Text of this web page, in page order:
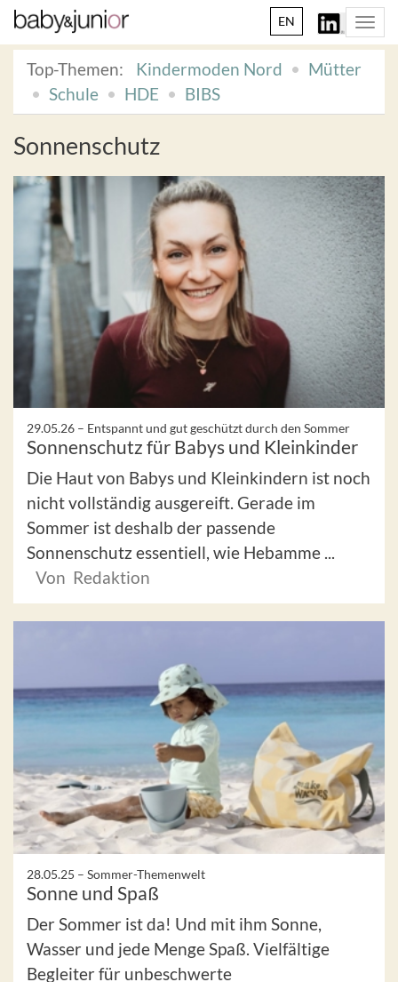
EN
Top-Themen: Kindermoden Nord
Mütter
Schule
HDE BIBS
Sonnenschutz
29.05.26 – Entspannt und gut geschützt durch den Sommer
Sonnenschutz für Babys und Kleinkinder
Die Haut von Babys und Kleinkindern ist noch
nicht vollständig ausgereift. Gerade im
Sommer ist deshalb der passende
Sonnenschutz essentiell, wie Hebamme ...
Von Redaktion
28.05.25 – Sommer-Themenwelt
Sonne und Spaß
Der Sommer ist da! Und mit ihm Sonne,
Wasser und jede Menge Spaß. Vielfältige
Begleiter für unbeschwerte